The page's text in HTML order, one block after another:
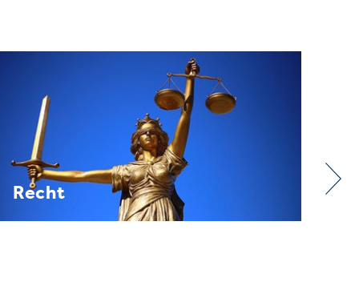
Verband